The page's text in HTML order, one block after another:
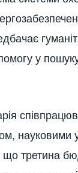
у
науковими
що третина